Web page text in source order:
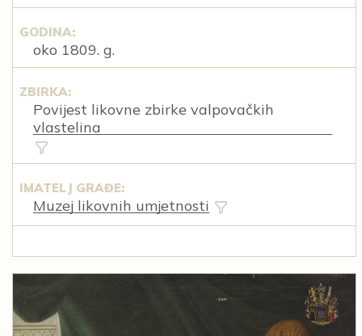
GODINA:
oko 1809. g.
ZBIRKA:
Povijest likovne zbirke valpovačkih
vlastelina
IMATELJ GRAĐE:
Muzej likovnih umjetnosti